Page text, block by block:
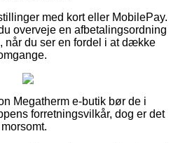
med kort eller MobilePay.
overveje en afbetalingsordning
når du ser en fordel i at dække
Megatherm e-butik bør de i
forretningsvilkår, dog er det